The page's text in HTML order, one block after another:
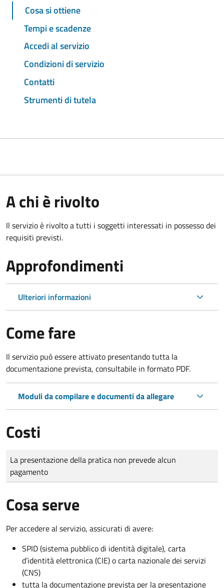
Cosa si ottiene
Tempi e scadenze
Accedi al servizio
Condizioni di servizio
Contatti
Strumenti di tutela
A chi è rivolto
Il servizio è rivolto a tutti i soggetti interessati in possesso dei
requisiti previsti.
Approfondimenti
Ulteriori informazioni
Come fare
Il servizio può essere attivato presentando tutta la
documentazione prevista, consultabile in formato PDF.
Moduli da compilare e documenti da allegare
Costi
Tipo di pagamento
Importo
La presentazione della pratica non prevede alcun
pagamento
Cosa serve
Per accedere al servizio, assicurati di avere:
SPID (sistema pubblico di identità digitale), carta
d’identità elettronica (CIE) o carta nazionale dei servizi
(CNS)
tutta la documentazione prevista per la presentazione